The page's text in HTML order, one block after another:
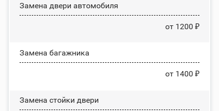
Замена двери автомобиля
от 1200 ₽
Замена багажника
от 1400 ₽
Зaмeнa cтoйĸи двepи